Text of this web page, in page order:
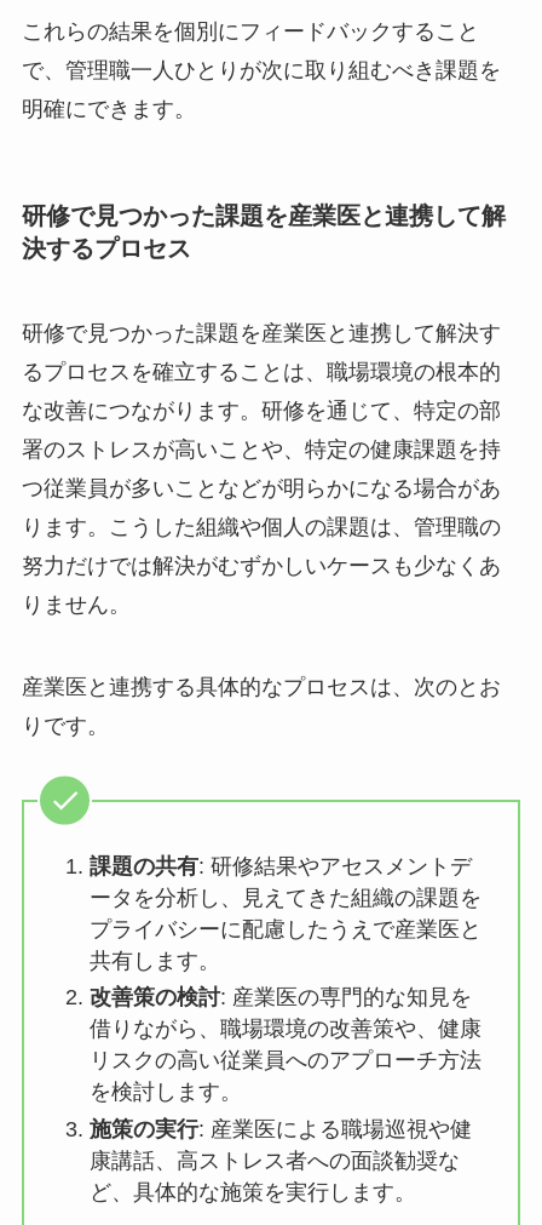
これらの結果を個別にフィードバックすること
で、管理職一人ひとりが次に取り組むべき課題を
研修で見つかった課題を産業医と連携して
研修で見つかった課題を産業医と連携して解決す
るプロセスを確立することは、職場環境の根本的
な改善につながります。研修を通じて、特定の部
署のストレスが高いことや、特定の健康課題を持
つ従業員が多いことなどが明らかになる場合があ
ります。こうした組織や個人の課題は、管理職の
努力だけでは解決がむずかしいケースも少なくあ
産業医と連携する具体的なプロセスは、次のとお
りです。
課題の共有 : 研修結果やアセスメント
データを分析し、見えてきた組織の課
題をプライバシーに配慮したうえで産
業医と共有します。
改善策の検討
: 産業医の専門的な知見
を借りながら、職場環境の改善策や、
健康リスクの高い従業員へのアプロー
チ方法を検討します。
施策の実行 : 産業医による職場巡視や
健康講話、高ストレス者への面談勧奨